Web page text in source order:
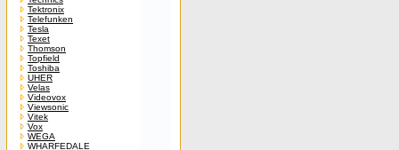
Tektronix
Telefunken
Tesla
Texet
Thomson
Topfield
Toshiba
UHER
Velas
Videovox
Viewsonic
Vitek
Vox
WEGA
WHARFEDALE